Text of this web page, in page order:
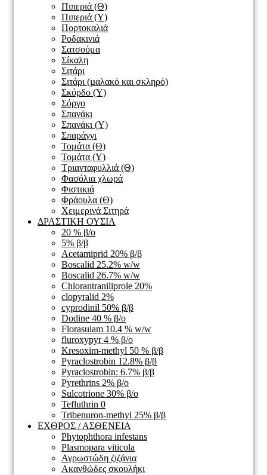
Πιπεριά (Θ)
Πιπεριά (Υ)
Πορτοκαλιά
Ροδακινιά
Σατσούμα
Σίκαλη
Σιτάρι
Σιτάρι (µαλακό και σκληρό)
Σκόρδο (Υ)
Σόργο
Σπανάκι
Σπανάκι (Υ)
Σπαράγγι
Τομάτα (Θ)
Τομάτα (Υ)
Τριανταφυλλιά (Θ)
Φασόλια χλωρά
Φιστικιά
Φράουλα (Θ)
Χειμερινά Σιτηρά
ΔΡΑΣΤΙΚΗ ΟΥΣΙΑ
20 % β/ο
5% β/β
Acetamiprid 20% β/β
Boscalid 25.2% w/w
Boscalid 26.7% w/w
Chlorantraniliprole 20%
clopyralid 2%
cyprodinil 50% β/β
Dodine 40 % β/ο
Florasulam 10.4 % w/w
fluroxypyr 4 % β/ο
Kresoxim-methyl 50 % β/β
Pyraclostrobin 12.8% β/β
Pyraclostrobin: 6.7% β/β
Pyrethrins 2% β/ο
Sulcotrione 30% β/ο
Tefluthrin 0
Tribenuron-methyl 25% β/β
ΕΧΘΡΟΣ / ΑΣΘΕΝΕΙΑ
Phytophthora infestans
Plasmopara viticola
Αγρωστώδη ζιζάνια
Ακανθώδες σκουλήκι